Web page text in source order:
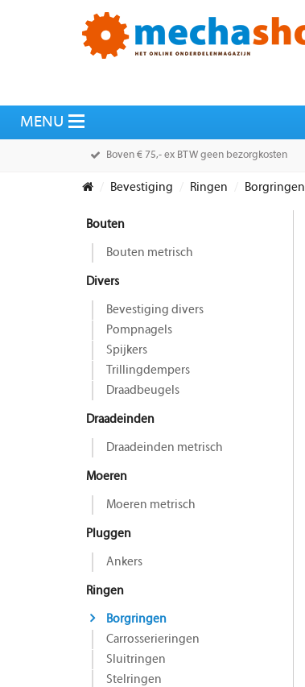
Boven € 75,- ex BTW geen bezorgkosten
Bevestiging Ringen Borgringen
Bouten
Bouten metrisch
Divers
Bevestiging divers
Pompnagels
Spijkers
Trillingdempers
Draadbeugels
Draadeinden
Draadeinden metrisch
Moeren
Moeren metrisch
Pluggen
Ankers
Ringen
Borgringen
Carrosserieringen
Sluitringen
Stelringen